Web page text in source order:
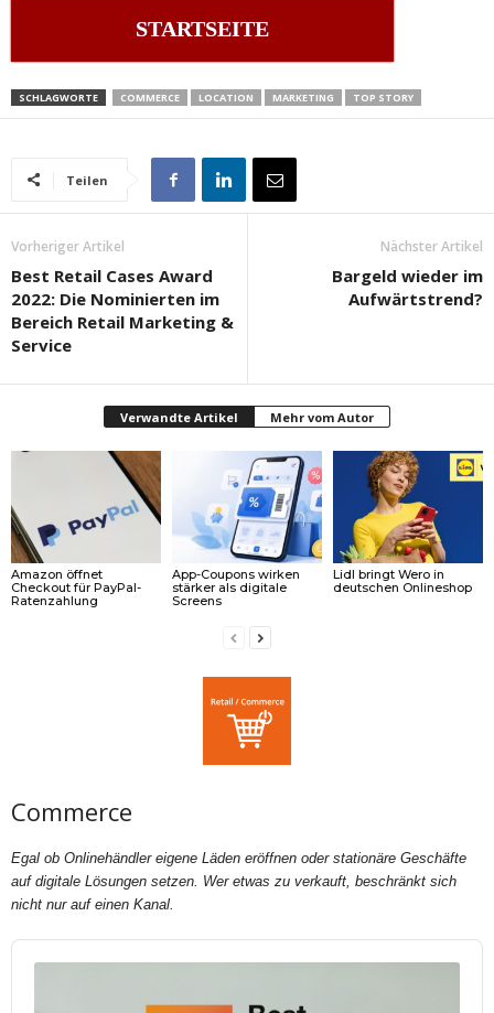
STARTSEITE
SCHLAGWORTE COMMERCE LOCATION MARKETING TOP STORY
Teilen
Vorheriger Artikel
Best Retail Cases Award
2022: Die Nominierten im
Bereich Retail Marketing &
Service
Nächster Artikel
Bargeld wieder im
Aufwärtstrend?
Verwandte Artikel Mehr vom Autor
Amazon öffnet
Checkout für PayPal-
Ratenzahlung
App-Coupons wirken
stärker als digitale
Screens
Lidl bringt Wero in
deutschen Onlineshop
Commerce
Egal ob Onlinehändler eigene Läden eröffnen oder stationäre Geschäfte
auf digitale Lösungen setzen. Wer etwas zu verkauft, beschränkt sich
nicht nur auf einen Kanal.
Audio
Player